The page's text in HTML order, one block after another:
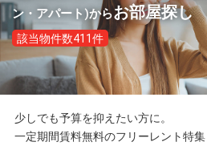
ン・アパート)からお部屋探し
該当物件数411件
少しでも予算を抑えたい方に。
一定期間賃料無料のフリーレント特集